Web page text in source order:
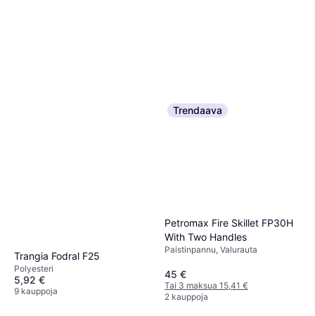
Trangia Fodral F25
Polyesteri
5,92 €
9 kauppoja
Trendaava
Petromax Fire Skillet FP30H
With Two Handles
Paistinpannu, Valurauta
45 €
Tai 3 maksua 15,41 €
2 kauppoja